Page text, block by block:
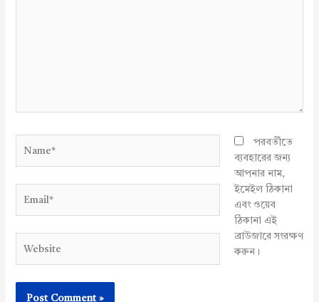
পরবর্তীতে
ব্যবহারের জন্য
আপনার নাম,
ইমেইল ঠিকানা
এবং ওয়েব
ঠিকানা এই
ব্রাউজারে সংরক্ষণ
করুন।